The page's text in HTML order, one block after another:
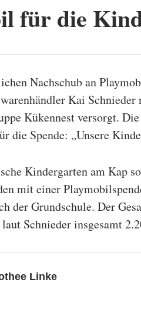
für die
Nachschub an
Kai Schnieder
Kükennest versorgt.
die Spende: „Unsere
Kindergarten am Kap
mit einer
der Grundschule. Der
Schnieder insgesamt
Linke